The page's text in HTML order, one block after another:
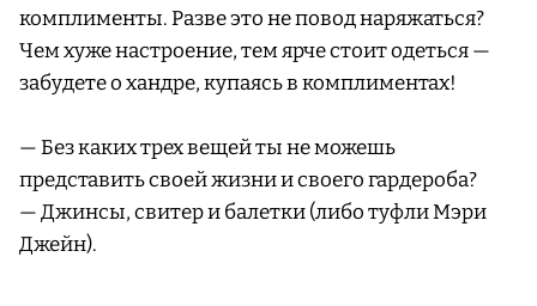
комплименты. Разве это не повод наряжаться?
Чем хуже настроение, тем ярче стоит одеться —
забудете о хандре, купаясь в комплиментах!
— Без каких трех вещей ты не можешь
представить своей жизни и своего гардероба?
— Джинсы, свитер и балетки (либо туфли Мэри
Джейн).